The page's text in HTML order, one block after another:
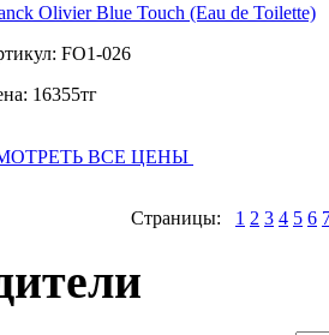
Olivier Blue Touch (Eau de Toilette)
FO1-026
16355тг
ВСЕ ЦЕНЫ
Страницы: 1 2 3 4 5 6